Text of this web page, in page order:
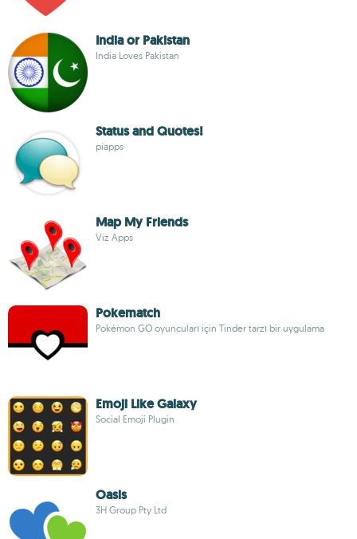
India or Pakistan
India Loves Pakistan
Status and Quotes!
piapps
Map My Friends
Viz Apps
Pokematch
Pokémon GO oyuncuları için Tinder tarzı bir uygulama
Emoji Like Galaxy
Social Emoji Plugin
Oasis
3H Group Pty Ltd